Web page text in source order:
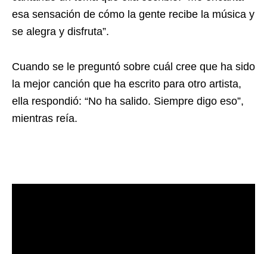
esa sensación de cómo la gente recibe la música y
se alegra y disfruta”.
Cuando se le preguntó sobre cuál cree que ha sido
la mejor canción que ha escrito para otro artista,
ella respondió: “No ha salido. Siempre digo eso”,
mientras reía.